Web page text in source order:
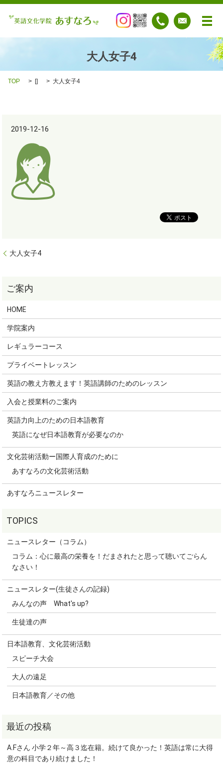
メ
大人女子4
TOP [] 大人女子4
2019-12-16
大人女子4
HOME
学院案内
レギュラーコース
プライベートレッスン
英語の教え方教えます！英語講師のためのレッスン
入会と授業料のご案内
英語力向上のための日本語教育
英語になぜ日本語教育が必要なのか
文化芸術活動ー国際人育成のために
あすなろの文化芸術活動
あすなろニュースレター
ニュースレター（コラム）
コラム：心に最高の栄養を！だまされたと思って聴いてごらん
なさい！
ニュースレター(生徒さんの記録)
みんなの声 What's up?
生徒達の声
日本語教育、文化芸術活動
スピーチ大会
大人の遠足
日本語教育／その他
A.Fさん 小学２年～高３迄在籍。続けて良かった！英語は常に大得
意の科目であり続けました！